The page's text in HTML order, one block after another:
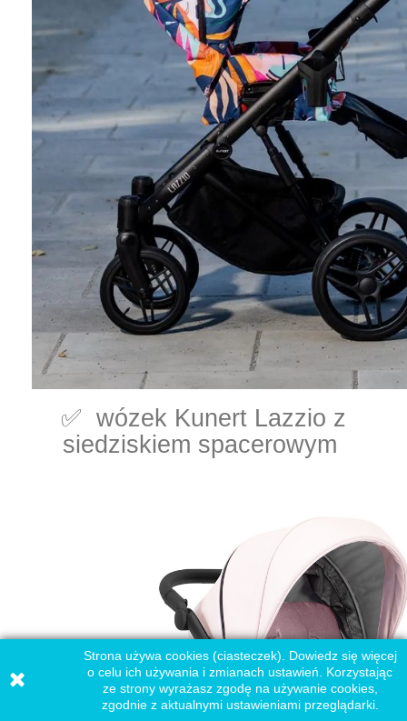
✅ wózek Kunert Lazzio z
siedziskiem spacerowym
Strona używa cookies (ciasteczek). Dowiedz się więcej
o celu ich używania i zmianach ustawień. Korzystając
ze strony wyrażasz zgodę na używanie cookies,
zgodnie z aktualnymi ustawieniami przeglądarki.